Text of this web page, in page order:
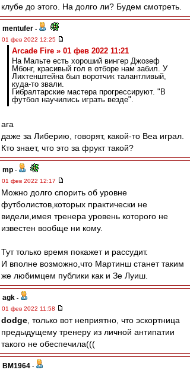
клубе до этого. На долго ли? Будем смотреть.
mentufer -
01 фев 2022 12:25
Arcade Fire » 01 фев 2022 11:21
На Мальте есть хороший вингер Джозеф
Мбонг, красивый гол в отборе нам забил. У
Лихтенштейна был воротчик талантливый,
куда-то звали.
Гибралтарские мастера прогрессируют. "В
футбол научились играть везде".
ага
даже за Либерию, говорят, какой-то Веа играл.
Кто знает, что это за фрукт такой?
mp -
01 фев 2022 12:17
Можно долго спорить об уровне
футболистов,которых практически не
видели,имея тренера уровень которого не
известен вообще ни кому.
Тут только время покажет и рассудит.
И вполне возможно,что Мартинш станет таким
же любимцем публики как и Зе Луиш.
agk -
01 фев 2022 11:58
dodge , только вот неприятно, что эскортница
предыдущему тренеру из личной антипатии
такого не обеспечила(((
BM1964 -